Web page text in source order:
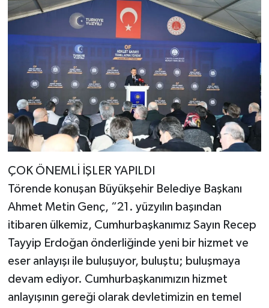
ÇOK ÖNEMLİ İŞLER YAPILDI
Törende konuşan Büyükşehir Belediye Başkanı
Ahmet Metin Genç, “21. yüzyılın başından
itibaren ülkemiz, Cumhurbaşkanımız Sayın Recep
Tayyip Erdoğan önderliğinde yeni bir hizmet ve
eser anlayışı ile buluşuyor, buluştu; buluşmaya
devam ediyor. Cumhurbaşkanımızın hizmet
anlayışının gereği olarak devletimizin en temel